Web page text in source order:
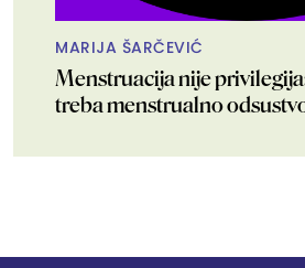
MARIJA ŠARČEVIĆ
Menstruacija nije
treba menstrualno